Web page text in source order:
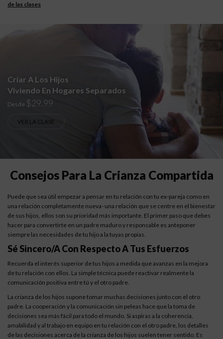
de las clases
Criar A Los Hijos
Viviendo En Hogares Separados
Desde $29.99
VER LA CLASE
Consejos Para La Crianza Compartida
Puede que sea útil empezar a pensar en tu relación con tu ex-pareja como en
una relación completamente nueva- una relación que se centre en el bienestar
de sus hijos, ellos son su prioridad más importante. El primer paso que debes
hacer para convertirte en un padre maduro y responsable es anteponer
siempre las necesidades de tu hijo a la tuyas propias.
Sé Sincero/a Con Respecto A Tus Esfuerzos
Recuerda el interés superior de tus hijos a medida que avanzas en la mejora
de tu relación con ellos. La simple técnica puede reactivar realmente la
comunicación positiva entre tú y el otro padre.
La crianza de los hijos supone tomar muchas decisiones junto con el otro
padre. La cooperación y la comunicación sin peleas hace que la toma de
decisiones sea más fácil para todo el mundo. Si aspiras a la coherencia,
amabilidad y al trabajo en equipo en tu relación con el otro padre, los detalles
de las decisiones acerca de la crianza de los hijos suelen tener sentido. Es